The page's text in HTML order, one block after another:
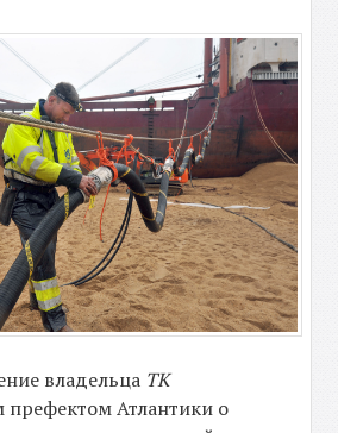
владельца TK
Атлантики о